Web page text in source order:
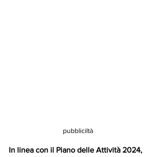
pubbliciltà
In linea con il Piano delle Attività 2024,